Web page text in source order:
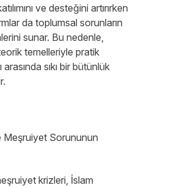
ve desteğini artırırken
da toplumsal sorunların
sunar. Bu nedenle,
temelleriyle pratik
sıkı bir bütünlük
Meşruiyet Sorununun
krizleri, İslam